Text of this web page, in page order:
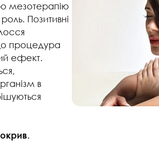
мезотерапію
Позитивні
процедура
ефект.
в